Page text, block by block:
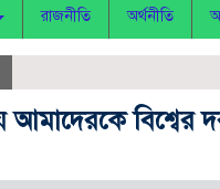
রাজনীতি অর্থনীতি
আমাদেরকে